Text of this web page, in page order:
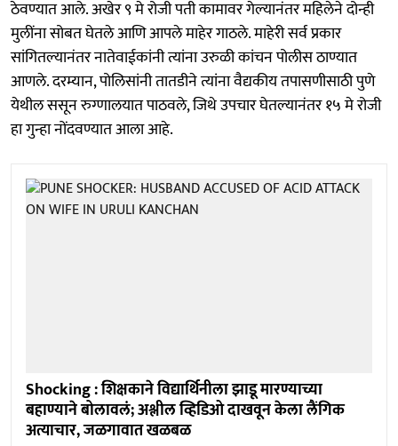
ठेवण्यात आले. अखेर ९ मे रोजी पती कामावर गेल्यानंतर महिलेने दोन्ही
मुलींना सोबत घेतले आणि आपले माहेर गाठले. माहेरी सर्व प्रकार
सांगितल्यानंतर नातेवाईकांनी त्यांना उरुळी कांचन पोलीस ठाण्यात
आणले. दरम्यान, पोलिसांनी तातडीने त्यांना वैद्यकीय तपासणीसाठी पुणे
येथील ससून रुग्णालयात पाठवले, जिथे उपचार घेतल्यानंतर १५ मे रोजी
हा गुन्हा नोंदवण्यात आला आहे.
Shocking : शिक्षकाने विद्यार्थिनीला झाडू मारण्याच्या
बहाण्याने बोलावलं; अश्लील व्हिडिओ दाखवून केला लैंगिक
अत्याचार, जळगावात खळबळ